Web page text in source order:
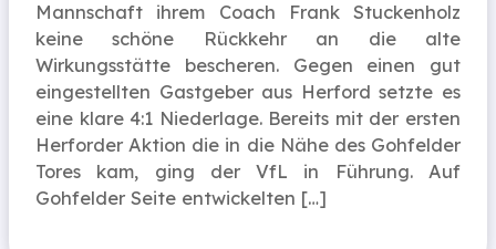
Mannschaft ihrem Coach Frank Stuckenholz
keine schöne Rückkehr an die alte
Wirkungsstätte bescheren. Gegen einen gut
eingestellten Gastgeber aus Herford setzte es
eine klare 4:1 Niederlage. Bereits mit der ersten
Herforder Aktion die in die Nähe des Gohfelder
Tores kam, ging der VfL in Führung. Auf
Gohfelder Seite entwickelten […]